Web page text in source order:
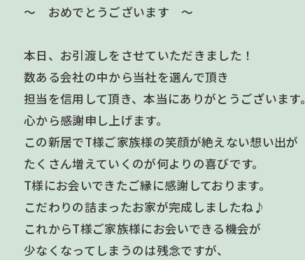
～ おめでとうございます ～
本日、お引渡しをさせていただきました！
数ある会社の中から当社を選んで頂き
担当を信用して頂き、本当にありがとうございます。
心から感謝申し上げます。
この新居でT様ご家族様の笑顔が絶えない想い出が
たくさん増えていくのが何よりの喜びです。
T様にお会いできたご縁に感謝しております。
こだわりの詰まったお家が完成しましたね♪
これからT様ご家族様にお会いできる機会が
少なくなってしまうのは残念ですが、